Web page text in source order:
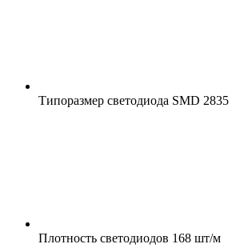
Типоразмер светодиода SMD 2835
Плотность светодиодов 168 шт/м